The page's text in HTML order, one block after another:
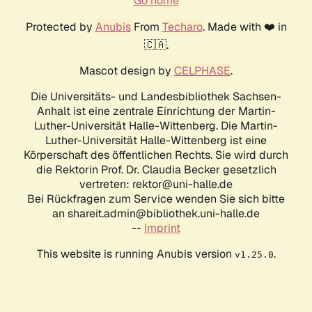
Protected by AnubisFrom Techaro. Made with ❤️ in
🇨🇦.
Mascot design by CELPHASE.
Die Universitäts- und Landesbibliothek Sachsen-
Anhalt ist eine zentrale Einrichtung der Martin-
Luther-Universität Halle-Wittenberg. Die Martin-
Luther-Universität Halle-Wittenberg ist eine
Körperschaft des öffentlichen Rechts. Sie wird durch
die Rektorin Prof. Dr. Claudia Becker gesetzlich
vertreten: rektor@uni-halle.de
Bei Rückfragen zum Service wenden Sie sich bitte
an shareit.admin@bibliothek.uni-halle.de
-- Imprint
This website is running Anubis version v1.25.0.